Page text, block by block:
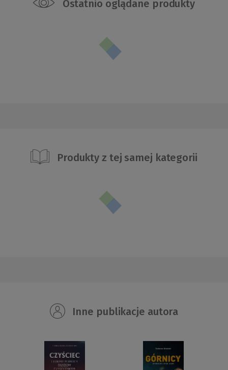
Ostatnio oglądane produkty
Produkty z tej samej kategorii
Inne publikacje autora